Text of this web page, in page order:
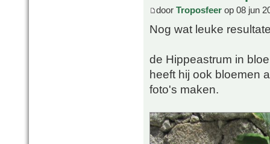
door Troposfeer op 08 jun
Nog wat leuke
de Hippeastrum in
heeft hij ook bloemen
foto's maken.